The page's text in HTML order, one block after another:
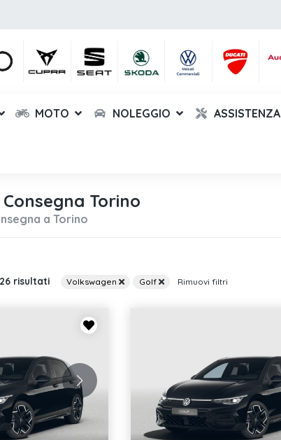
MOTO NOLEGGIO ASSISTENZA
Torino
a Torino
26 risultati Volkswagen Golf Rimuovi filtri